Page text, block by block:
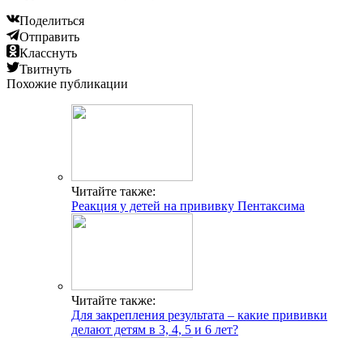
Поделиться
Отправить
Класснуть
Твитнуть
Похожие публикации
Читайте также:
Реакция у детей на прививку Пентаксима
Читайте также:
Для закрепления результата – какие прививки
делают детям в 3, 4, 5 и 6 лет?